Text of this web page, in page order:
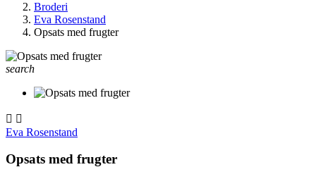
Broderi
Eva Rosenstand
Opsats med frugter
search
 
Eva Rosenstand
Opsats med frugter